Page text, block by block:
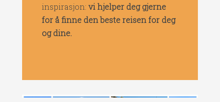
inspirasjon: vi hjelper deg gjerne
for å finne den beste reisen for deg
og dine.